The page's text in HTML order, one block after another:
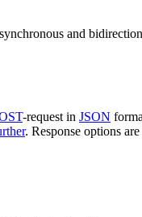
and
-request in JSON
. Response options